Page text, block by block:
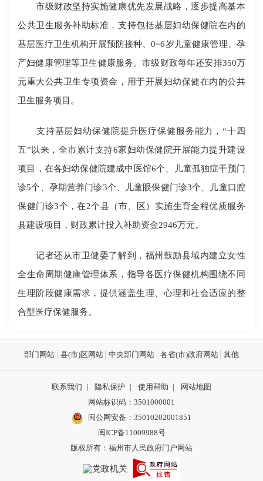
市级财政坚持实施健康优先发展战略，逐步提高基本
公共卫生服务补助标准，支持包括基层妇幼保健院在内的
基层医疗卫生机构开展预防接种、0~6岁儿童健康管理、孕
产妇健康管理等卫生健康服务。市级财政每年还安排350万
元重大公共卫生专项资金，用于开展妇幼保健在内的公共
卫生服务项目。
支持基层妇幼保健院提升医疗保健服务能力，“十四
五”以来，全市累计支持6家妇幼保健院开展能力提升建设
项目，在各妇幼保健院建成中医馆6个、儿童孤独症干预门
诊5个、孕期营养门诊3个、儿童眼保健门诊3个、儿童口腔
保健门诊3个，在2个县（市、区）实施生育全程优质服务
县建设项目，财政累计投入补助资金2946万元。
记者还从市卫健委了解到，福州鼓励县域内建立女性
全生命周期健康管理体系，指导各医疗保健机构围绕不同
生理阶段健康需求，提供涵盖生理、心理和社会适应的整
合型医疗保健服务。
部门网站 县(市)区网站 中央部门网站 各省(市)政府网站 其他
联系我们 | 隐私保护 | 使用帮助 |
网站地图
网站标识码：3501000001
闽公网安备： 35010202001851
闽ICP备11009988号
版权所有：福州市人民政府门户网站